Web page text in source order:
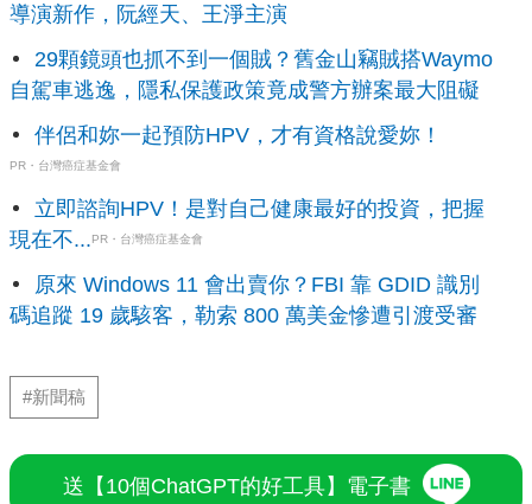
導演新作，阮經天、王淨主演
29顆鏡頭也抓不到一個賊？舊金山竊賊搭Waymo
自駕車逃逸，隱私保護政策竟成警方辦案最大阻礙
伴侶和妳一起預防HPV，才有資格說愛妳！
PR・台灣癌症基金會
立即諮詢HPV！是對自己健康最好的投資，把握
現在不...PR・台灣癌症基金會
原來 Windows 11 會出賣你？FBI 靠 GDID 識別
碼追蹤 19 歲駭客，勒索 800 萬美金慘遭引渡受審
#新聞稿
送【10個ChatGPT的好工具】電子書